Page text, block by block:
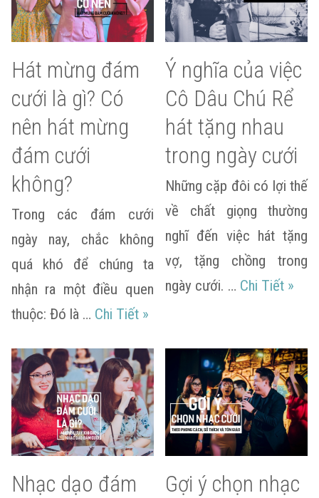
Hát mừng đám
cưới là gì? Có
nên hát mừng
đám cưới
không?
Trong các đám cưới
ngày nay, chắc không
quá khó để chúng ta
nhận ra một điều quen
thuộc: Đó là … Chi Tiết Hát mừng đám cưới là gì? Có
»
Ý nghĩa của việc
Cô Dâu Chú Rể
hát tặng nhau
trong ngày cưới
Những cặp đôi có lợi thế
về chất giọng thường
nghĩ đến việc hát tặng
vợ, tặng chồng trong
ngày cưới. … Chi Tiết Ý
»
Nhạc dạo đám
Gợi ý chọn nhạc